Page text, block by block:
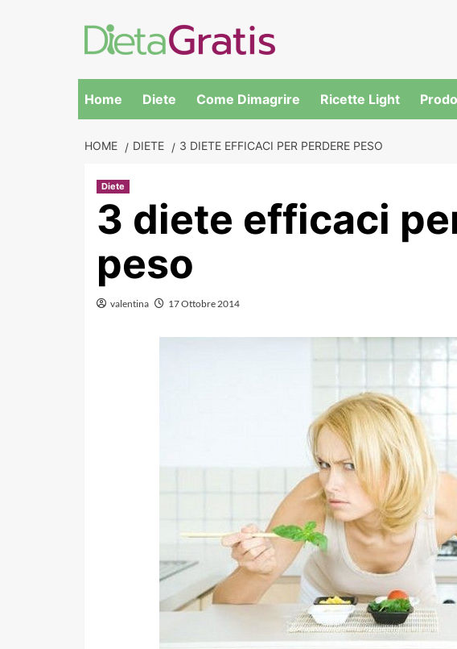
to
content
Home Diete Come Dimagrire Ricette Light
HOME DIETE 3 DIETE EFFICACI PER PERDERE PESO
Diete
3 diete efficaci
peso
valentina 17 Ottobre 2014